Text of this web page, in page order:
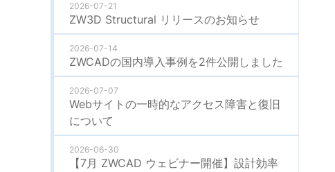
2026-07-21
ZW3D Structural リリースのお知らせ
2026-07-14
ZWCADの国内導入事例を2件公開しました
2026-07-07
Webサイトの一時的なアクセス障害と復旧
について
2026-06-30
【7月 ZWCAD ウェビナー開催】設計効率